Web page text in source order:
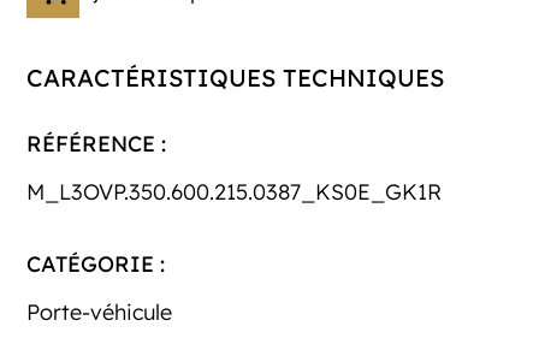
CARACTÉRISTIQUES TECHNIQUES
RÉFÉRENCE :
M_L3OVP.350.600.215.0387_KS0E_GK1R
CATÉGORIE :
Porte-véhicule